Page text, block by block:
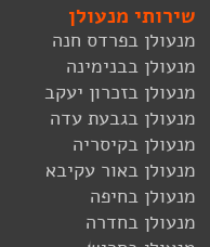
שירותי מנעולן
מנעולן בפרדס חנה
מנעולן בבנימינה
מנעולן בזכרון יעקב
מנעולן בגבעת עדה
מנעולן בקיסריה
מנעולן באור עקיבא
מנעולן בחיפה
מנעולן בחדרה